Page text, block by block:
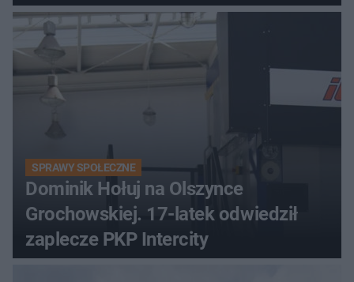
skuterze
SPRAWY SPOŁECZNE
Dominik Hołuj na Olszynce
Grochowskiej. 17-latek odwiedził
zaplecze PKP Intercity